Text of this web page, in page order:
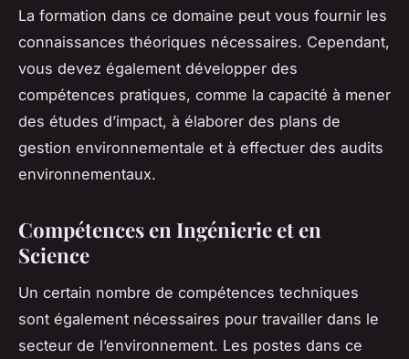
La formation dans ce domaine peut vous fournir les
connaissances théoriques nécessaires. Cependant,
vous devez également développer des
compétences pratiques, comme la capacité à mener
des études d’impact, à élaborer des plans de
gestion environnementale et à effectuer des audits
environnementaux.
Compétences en Ingénierie et en
Science
Un certain nombre de compétences techniques
sont également nécessaires pour travailler dans le
secteur de l’environnement. Les postes dans ce